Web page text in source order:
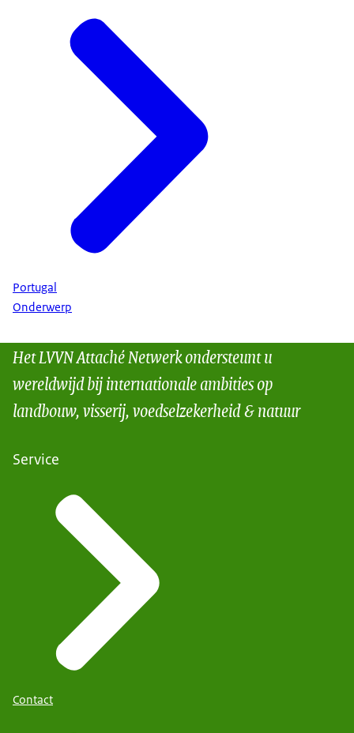
Portugal
Onderwerp
Het LVVN Attaché Netwerk ondersteunt u
wereldwijd bij internationale ambities op
landbouw, visserij, voedselzekerheid & natuur
Service
Contact